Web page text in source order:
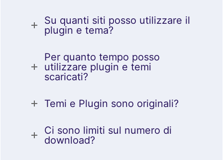
Su quanti siti posso utilizzare il
plugin e tema?
Per quanto tempo posso
utilizzare plugin e temi
scaricati?
Temi e Plugin sono originali?
Ci sono limiti sul numero di
download?